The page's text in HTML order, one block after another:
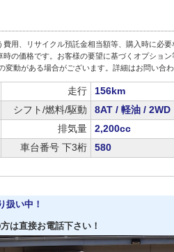
用、リサイクル預託金相当額等、購入時に必要
の価格です。お客様の要望に基づくオプション
動がある場合がございます。詳細はお問い合わ
走行
156km
シフト/燃料/駆動
8AT / 軽油 / 2WD
排気量
2,200cc
車台番号 下3桁
580
扱い中！
は直接お電話下さい！